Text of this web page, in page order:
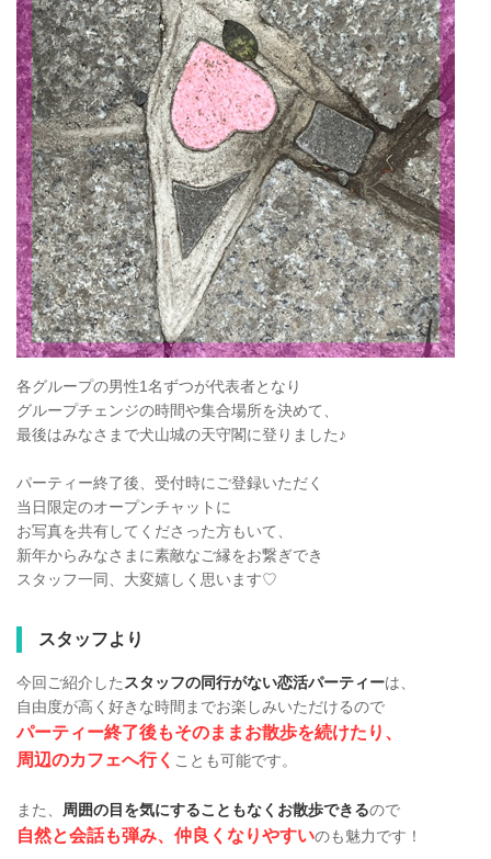
各グループの男性1名ずつが代表者となり
グループチェンジの時間や集合場所を決めて、
最後はみなさまで犬山城の天守閣に登りました♪
パーティー終了後、受付時にご登録いただく
当日限定のオープンチャットに
お写真を共有してくださった方もいて、
新年からみなさまに素敵なご縁をお繋ぎでき
スタッフ一同、大変嬉しく思います♡
スタッフより
今回ご紹介した スタッフの同行がない恋活パーティーは、
自由度が高く好きな時間までお楽しみいただけるので
パーティー終了後もそのままお散歩を続けたり、
周辺のカフェへ行く ことも可能です。
また、 周囲の目を気にすることもなくお散歩できるので
自然と会話も弾み、仲良くなりやすいのも魅力です！